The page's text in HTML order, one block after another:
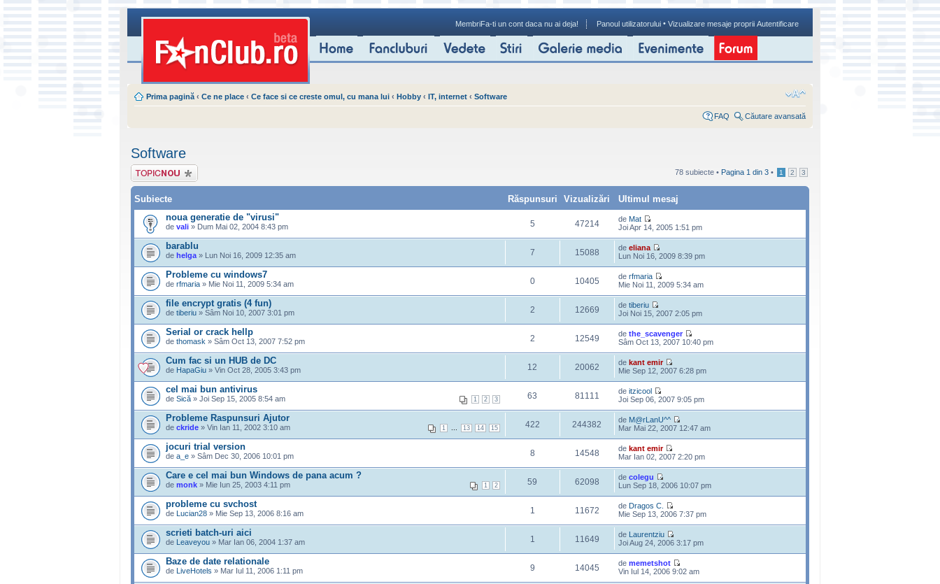
MembriFa-ti un cont daca nu ai deja! Panoul utilizatorului • Vizualizare mesaje proprii Autentificare
Prima pagină ‹ Ce ne place ‹ Ce face si ce creste omul, cu mana lui ‹ Hobby ‹ IT, internet ‹ Software
FAQ Căutare avansată
Software
Scrie un subiect
nou
78 subiecte • Pagina 1 din 3 • 1 2 3
Subiecte Răspunsuri Vizualizări
Ultimul mesaj
noua generatie de "virusi"
de vali » Dum Mai 02, 2004 8:43 pm 5 47214 de Mat
Joi Apr 14, 2005 1:51 pm
barablu
de helga » Lun Noi 16, 2009 12:35 am 7 15088 de eliana
Lun Noi 16, 2009 8:39 pm
Probleme cu windows7
de rfmaria » Mie Noi 11, 2009 5:34 am 0 10405 de rfmaria
Mie Noi 11, 2009 5:34 am
file encrypt gratis (4 fun)
de tiberiu » Sâm Noi 10, 2007 3:01 pm 2 12669 de tiberiu
Joi Noi 15, 2007 2:05 pm
Serial or crack hellp
de thomask » Sâm Oct 13, 2007 7:52 pm 2 12549 de the_scavenger
Sâm Oct 13, 2007 10:40 pm
Cum fac si un HUB de DC
de HapaGiu » Vin Oct 28, 2005 3:43 pm 12 20062 de kant emir
Mie Sep 12, 2007 6:28 pm
cel mai bun antivirus
1 2 3
de Sică » Joi Sep 15, 2005 8:54 am 63 81111 de itzicool
Joi Sep 06, 2007 9:05 pm
Probleme Raspunsuri Ajutor
1 13 14 15
de ckride » Vin Ian 11, 2002 3:10 am 422 244382 de M@rLanU^^
Mar Mai 22, 2007 12:47 am
jocuri trial version
de a_e » Sâm Dec 30, 2006 10:01 pm 8 14548 de kant emir
Mar Ian 02, 2007 2:20 pm
Care e cel mai bun Windows de pana acum ?
1 2
de monk » Mie Iun 25, 2003 4:11 pm 59 62098 de colegu
Lun Sep 18, 2006 10:07 pm
probleme cu svchost
de Lucian28 » Mie Sep 13, 2006 8:16 am 1 11672 de Dragos C.
Mie Sep 13, 2006 7:37 pm
scrieti batch-uri aici
de Leaveyou » Mar Ian 06, 2004 1:37 am 1 11649 de Laurentziu
Joi Aug 24, 2006 3:17 pm
Baze de date relationale
de LiveHotels » Mar Iul 11, 2006 1:11 pm 9 14045 de memetshot
Vin Iul 14, 2006 9:02 am